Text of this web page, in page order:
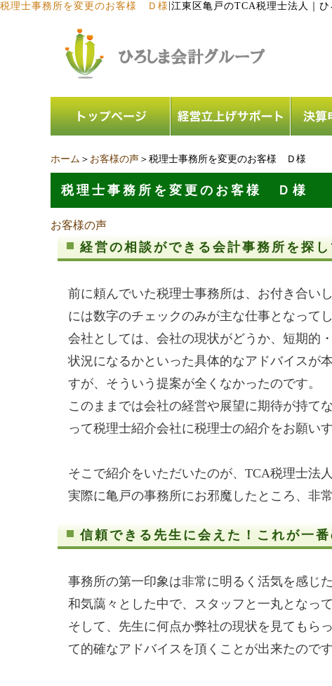
税理士事務所を変更のお客様 Ｄ様 江東区亀戸のTCA税理士法人｜
ホーム ＞ お客様の声 ＞税理士事務所を変更のお客様 Ｄ様
税理士事務所を変更のお客様 Ｄ様
お客様の声
経営の相談ができる会計事務所を探し
前に頼んでいた税理士事務所は、お付き合い
には数字のチェックのみが主な仕事となって
会社としては、会社の現状がどうか、短期的
状況になるかといった具体的なアドバイスが
すが、そういう提案が全くなかったのです。
このままでは会社の経営や展望に期待が持て
って税理士紹介会社に税理士の紹介をお願い
そこで紹介をいただいたのが、TCA税理士法人
実際に亀戸の事務所にお邪魔したところ、非
信頼できる先生に会えた！これが一番
事務所の第一印象は非常に明るく活気を感じ
和気藹々とした中で、スタッフと一丸となっ
そして、先生に何点か弊社の現状を見てもら
て的確なアドバイスを頂くことが出来たのです